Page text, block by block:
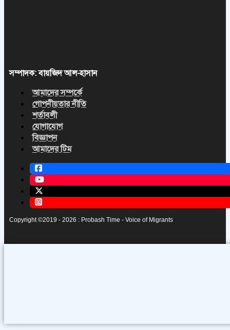
সম্পাদক: বায়জিদ আল-হাসান
আমাদের সম্পর্কে
গোপনীয়তার নীতি
শর্তাবলী
যোগাযোগ
বিজ্ঞাপন
আমাদের টিম
Copyright ©2019 - 2026 : Probash Time - Voice of Migrants